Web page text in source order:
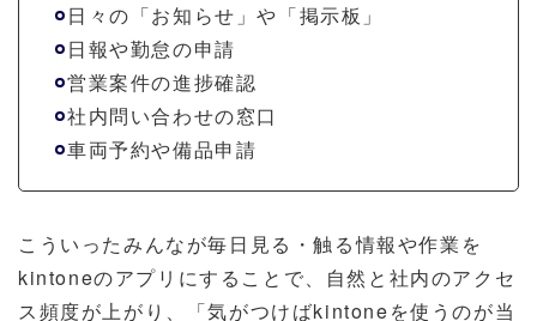
日々の「お知らせ」や「掲示板」
日報や勤怠の申請
営業案件の進捗確認
社内問い合わせの窓口
車両予約や備品申請
こういったみんなが毎日見る・触る情報や作業を
kintoneのアプリにすることで、自然と社内のアクセ
ス頻度が上がり、「気がつけばkintoneを使うのが当